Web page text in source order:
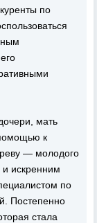
по
мать
к
— молодого
искренним
по
Постепенно
стала